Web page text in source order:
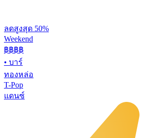
ลดสูงสุด 50%
Weekend
฿฿฿฿
• บาร์
ทองหล่อ
T-Pop
แดนซ์